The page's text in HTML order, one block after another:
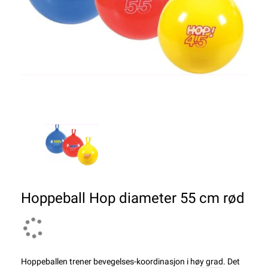
Hoppeball Hop diameter 55 cm rød
Hoppeballen trener bevegelses-koordinasjon i høy grad. Det